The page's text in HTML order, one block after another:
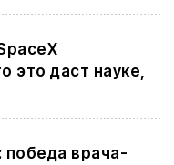
это даст науке,
врача-